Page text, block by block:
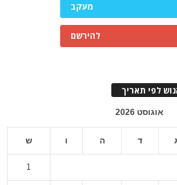
מעקב
להירשם
לפי תאריך
אוגוסט 2026
ד ה ו ש
1